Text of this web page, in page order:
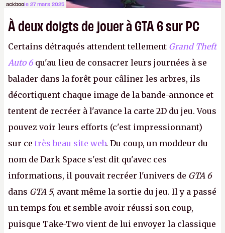
ackboole 27 mars 2025
À deux doigts de jouer à GTA 6 sur PC
Certains détraqués attendent tellement Grand Theft
Auto 6 qu'au lieu de consacrer leurs journées à se
balader dans la forêt pour câliner les arbres, ils
décortiquent chaque image de la bande-annonce et
tentent de recréer à l'avance la carte 2D du jeu. Vous
pouvez voir leurs efforts (c'est impressionnant)
sur ce très beau site web. Du coup, un moddeur du
nom de Dark Space s'est dit qu'avec ces
informations, il pouvait recréer l'univers de GTA 6
dans GTA 5, avant même la sortie du jeu. Il y a passé
un temps fou et semble avoir réussi son coup,
puisque Take-Two vient de lui envoyer la classique